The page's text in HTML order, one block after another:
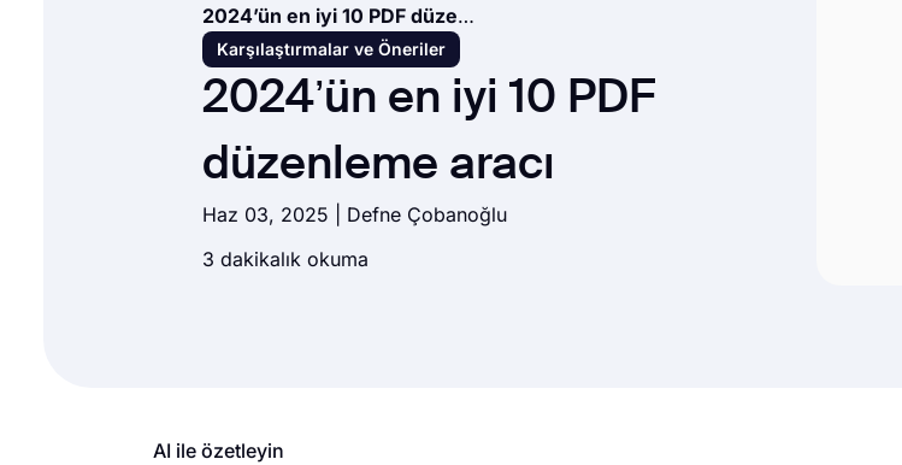
2024’ün en iyi 10 PDF düzenleme aracı
Karşılaştırmalar ve Öneriler
2024’ün en iyi 10 PDF
düzenleme aracı
Haz 03, 2025 | Defne Çobanoğlu
3 dakikalık okuma
AI ile özetleyin